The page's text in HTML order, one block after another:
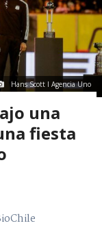
Hans Scott I Agencia Uno
una
fiesta